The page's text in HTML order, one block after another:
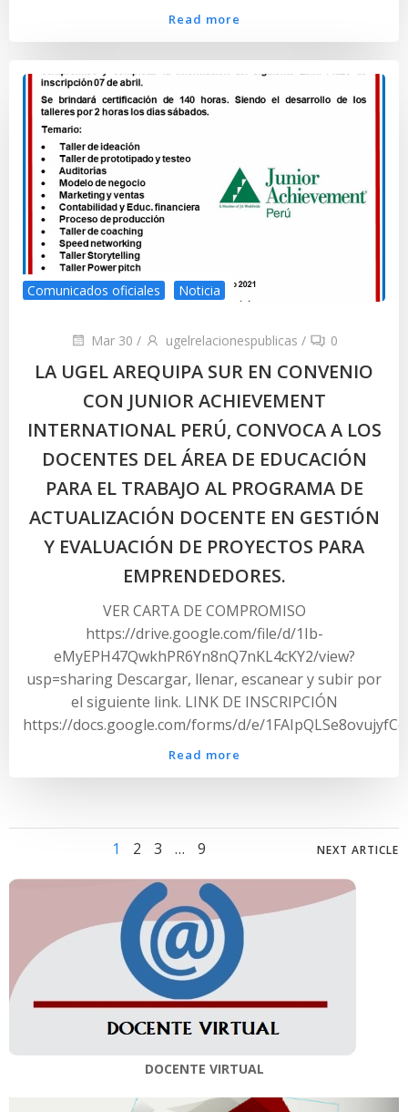
Read more
Comunicados oficiales Noticia
Mar 30 / ugelrelacionespublicas / 0
LA UGEL AREQUIPA SUR EN CONVENIO
CON JUNIOR ACHIEVEMENT
INTERNATIONAL PERÚ, CONVOCA A LOS
DOCENTES DEL ÁREA DE EDUCACIÓN
PARA EL TRABAJO AL PROGRAMA DE
ACTUALIZACIÓN DOCENTE EN GESTIÓN
Y EVALUACIÓN DE PROYECTOS PARA
EMPRENDEDORES.
VER CARTA DE COMPROMISO
https://drive.google.com/file/d/1Ib-
eMyEPH47QwkhPR6Yn8nQ7nKL4cKY2/view?
usp=sharing Descargar, llenar, escanear y subir por
el siguiente link. LINK DE INSCRIPCIÓN
https://docs.google.com/forms/d/e/
Read more
navigation
Page
1 Page
2 Page
3 … Page
9
Posts
NEXT ARTICLE
DOCENTE VIRTUAL